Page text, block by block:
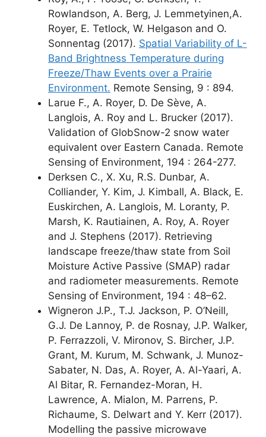
Rowlandson, A. Berg, J. Lemmetyinen,A.
Royer, E. Tetlock, W. Helgason and O.
Sonnentag (2017). Spatial Variability of L-
Band Brightness Temperature during
Freeze/Thaw Events over a Prairie
Environment. Remote Sensing, 9 : 894.
Larue F., A. Royer, D. De Sève, A.
Langlois, A. Roy and L. Brucker (2017).
Validation of GlobSnow-2 snow water
equivalent over Eastern Canada. Remote
Sensing of Environment, 194 : 264-277.
Derksen C., X. Xu, R.S. Dunbar, A.
Colliander, Y. Kim, J. Kimball, A. Black, E.
Euskirchen, A. Langlois, M. Loranty, P.
Marsh, K. Rautiainen, A. Roy, A. Royer
and J. Stephens (2017). Retrieving
landscape freeze/thaw state from Soil
Moisture Active Passive (SMAP) radar
and radiometer measurements. Remote
Sensing of Environment, 194 : 48–62.
Wigneron J.P., T.J. Jackson, P. O’Neill,
G.J. De Lannoy, P. de Rosnay, J.P. Walker,
P. Ferrazzoli, V. Mironov, S. Bircher, J.P.
Grant, M. Kurum, M. Schwank, J. Munoz-
Sabater, N. Das, A. Royer, A. Al-Yaari, A.
Al Bitar, R. Fernandez-Moran, H.
Lawrence, A. Mialon, M. Parrens, P.
Richaume, S. Delwart and Y. Kerr (2017).
Modelling the passive microwave